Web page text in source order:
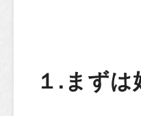
１.まず